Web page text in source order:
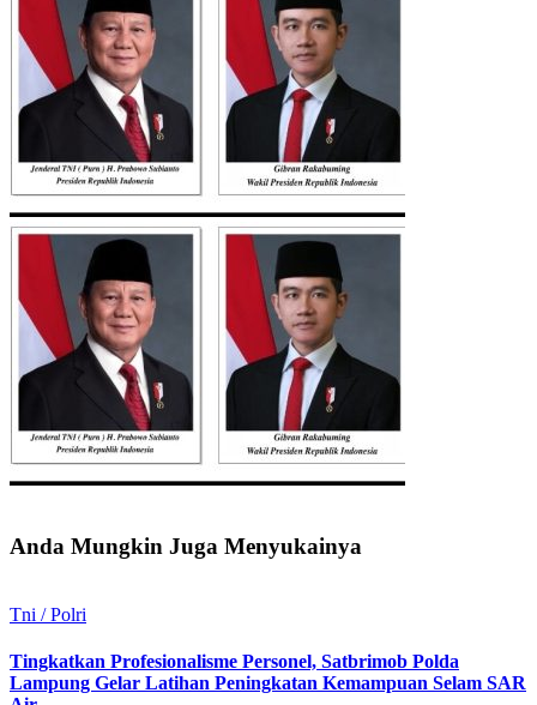
Anda Mungkin Juga Menyukainya
Tni / Polri
Tingkatkan Profesionalisme Personel, Satbrimob Polda
Lampung Gelar Latihan Peningkatan Kemampuan Selam SAR